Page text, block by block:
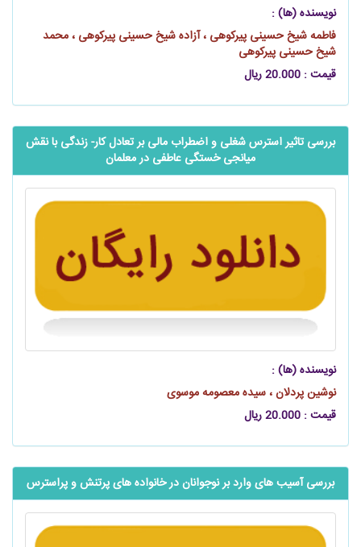
نویسنده (ها) :
فاطمه شیخ حسینی پیرکوهی ، آزاده شیخ حسینی پیرکوهی ، محمد
شیخ حسینی پیرکوهی
قیمت : 20.000 ریال
بررسی تاثیر استرس شغلی و اضطراب مالی بر تعادل کار- زندگی با نقش
میانجی خستگی عاطفی در معلمان
نویسنده (ها) :
نوشین پردلان ، سیده معصومه موسوی
قیمت : 20.000 ریال
بررسی آسیب ‌های وارد بر نوجوانان در خانواده ‌های پرتنش و پراسترس